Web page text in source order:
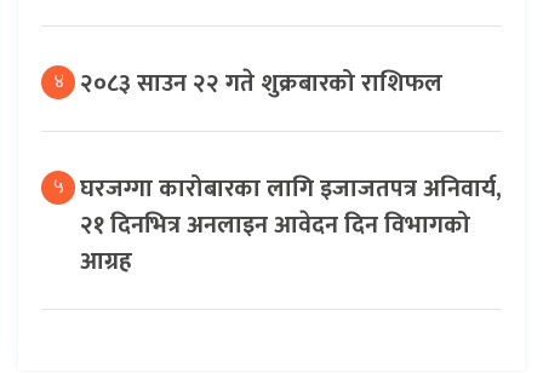
४ २०८३ साउन २२ गते शुक्रबारको राशिफल
५ घरजग्गा कारोबारका लागि इजाजतपत्र अनिवार्य,
२१ दिनभित्र अनलाइन आवेदन दिन विभागको
आग्रह